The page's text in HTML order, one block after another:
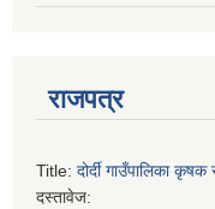
राजपत्र
Title: दोर्दी गाउँपालिका
दस्तावेज: